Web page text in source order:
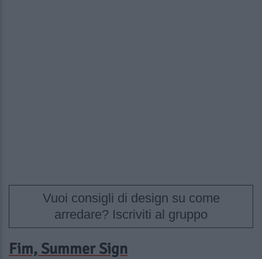
Vuoi consigli di design su come
arredare? Iscriviti al gruppo
Fim, Summer Sign